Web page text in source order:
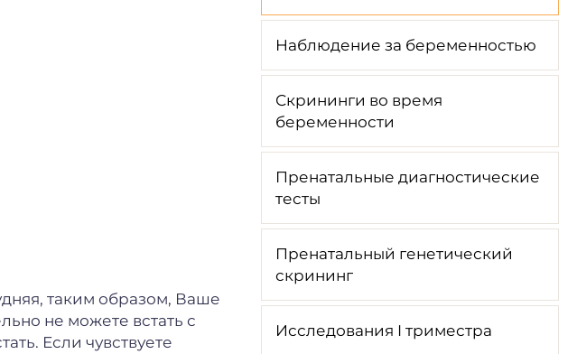
таким образом, Ваше
не можете встать с
Если чувствуете
Наблюдение за беременностью
Скрининги во время
беременности
Пренатальные диагностические
тесты
Пренатальный генетический
скрининг
Исследования I триместра